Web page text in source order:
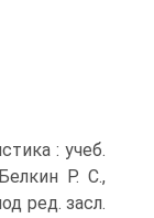
: учеб.
Р. С.,
ред. засл.